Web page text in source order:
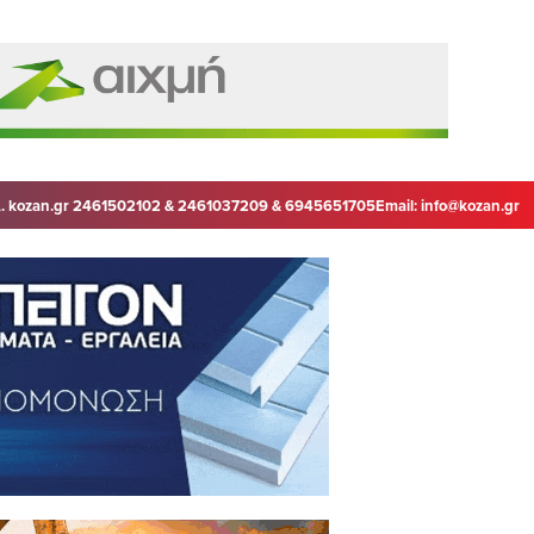
kozan.gr 2461502102 & 2461037209 & 6945651705Email:info@kozan.gr